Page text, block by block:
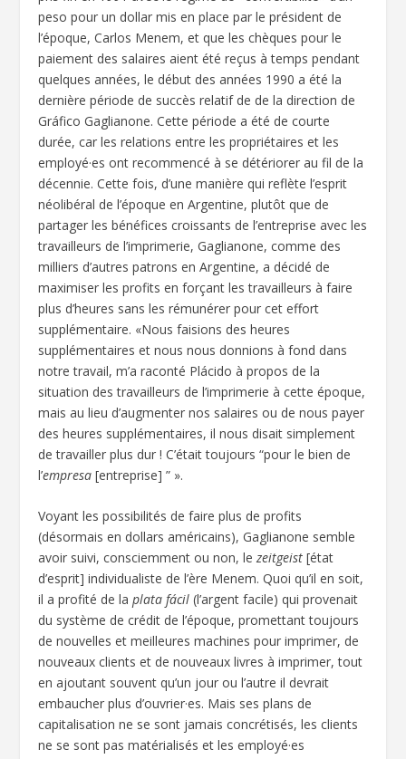
peso pour un dollar mis en place par le président de
l’époque, Carlos Menem, et que les chèques pour le
paiement des salaires aient été reçus à temps pendant
quelques années, le début des années 1990 a été la
dernière période de succès relatif de de la direction de
Gráfico Gaglianone. Cette période a été de courte
durée, car les relations entre les propriétaires et les
employé·es ont recommencé à se détériorer au fil de la
décennie. Cette fois, d’une manière qui reflète l’esprit
néolibéral de l’époque en Argentine, plutôt que de
partager les bénéfices croissants de l’entreprise avec les
travailleurs de l’imprimerie, Gaglianone, comme des
milliers d’autres patrons en Argentine, a décidé de
maximiser les profits en forçant les travailleurs à faire
plus d’heures sans les rémunérer pour cet effort
supplémentaire. «Nous faisions des heures
supplémentaires et nous nous donnions à fond dans
notre travail, m’a raconté Plácido à propos de la
situation des travailleurs de l’imprimerie à cette époque,
mais au lieu d’augmenter nos salaires ou de nous payer
des heures supplémentaires, il nous disait simplement
de travailler plus dur ! C’était toujours “pour le bien de
l’empresa [entreprise] ” ».
Voyant les possibilités de faire plus de profits
(désormais en dollars américains), Gaglianone semble
avoir suivi, consciemment ou non, lezeitgeist [état
d’esprit] individualiste de l’ère Menem. Quoi qu’il en soit,
il a profité de laplata fácil (l’argent facile) qui provenait
du système de crédit de l’époque, promettant toujours
de nouvelles et meilleures machines pour imprimer, de
nouveaux clients et de nouveaux livres à imprimer, tout
en ajoutant souvent qu’un jour ou l’autre il devrait
embaucher plus d’ouvrier·es. Mais ses plans de
capitalisation ne se sont jamais concrétisés, les clients
ne se sont pas matérialisés et les employé·es